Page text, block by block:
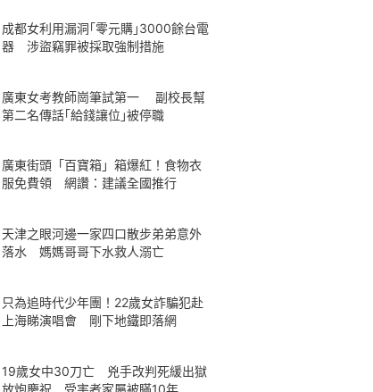
成都女利用漏洞｢零元購｣3000餘台電
器 涉盜竊罪被採取強制措施
廣東女考教師崗筆試第一 副校長幫
第二名傳話｢給錢讓位｣被停職
廣東街頭「百寶箱」箱爆紅！食物衣
服免費領 網讚：建議全國推行
天津之眼河邊一家四口散步弟弟意外
落水 媽媽哥哥下水救人溺亡
只為追時代少年團！22歲女詐騙犯赴
上海睇演唱會 剛下地鐵即落網
19歲女中30刀亡 兇手改判死緩出獄
放炮慶祝 受害者家屬被瞞10年